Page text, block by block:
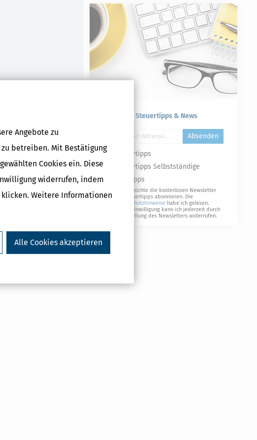
Angebote zu
betreiben. Mit Bestätigung
Cookies ein. Diese
widerrufen, indem
Weitere Informationen
Alle Cookies akzeptieren
Kostenlose Steuertipps & News
Absenden
Steuertipps
Steuertipps Selbstständige
Geldtipps
Ja, ich möchte die kostenlosen Newsletter
von Steuertipps abonnieren. Die
Datenschutzhinweise habe ich gelesen.
Meine Einwilligung kann ich jederzeit durch
Abbestellung des Newsletters widerrufen.